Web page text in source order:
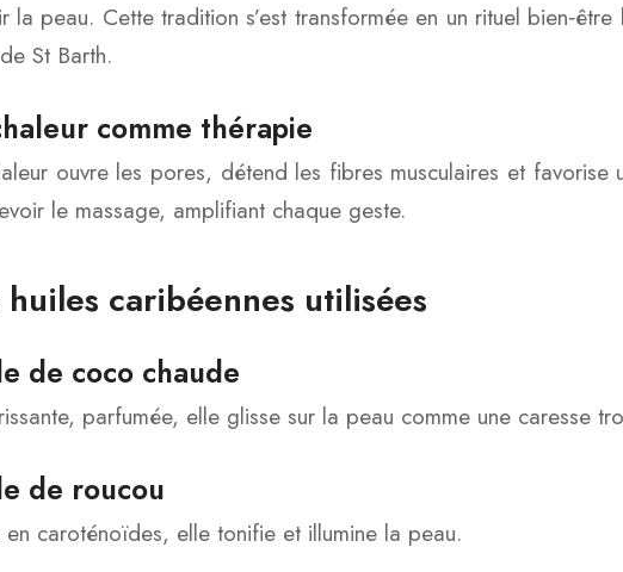
la peau. Cette tradition s’est transformée en un rituel
St Barth.
comme thérapie
ouvre les pores, détend les fibres musculaires et
le massage, amplifiant chaque geste.
huiles caribéennes utilisées
de coco chaude
parfumée, elle glisse sur la peau comme une caresse
de roucou
en caroténoïdes, elle tonifie et illumine la peau.